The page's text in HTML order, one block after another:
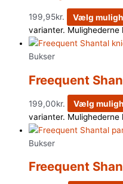
199,95kr. Vælg
varianter.
Bukser
Freequent
199,00kr. Vælg
varianter.
Bukser
Freequent